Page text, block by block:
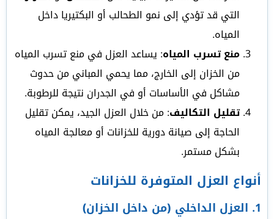
التي قد تؤدي إلى نمو الطحالب أو البكتيريا داخل
المياه.
منع تسرب المياه: يساعد العزل في منع تسرب المياه
من الخزان إلى الخارج، مما يحمي المباني من حدوث
مشاكل في الأساسات أو في الجدران نتيجة للرطوبة.
تقليل التكاليف: من خلال العزل الجيد، يمكن تقليل
الحاجة إلى صيانة دورية للخزانات أو معالجة المياه
بشكل مستمر.
أنواع العزل المتوفرة للخزانات
1. العزل الداخلي (من داخل الخزان)